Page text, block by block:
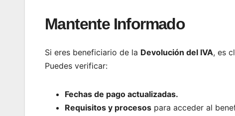
Mantente Informado
Si eres beneficiario de la Devolución del IVA, es
Puedes verificar:
Fechas de pago actualizadas.
Requisitos y procesos para acceder al